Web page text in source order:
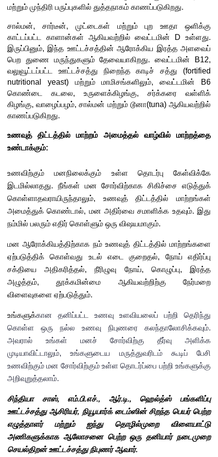
மற்றும் முந்திரி பருப்புகளில் துத்தநாகம் காணப்படுகிறது.
சால்மன், சார்டீன், முட்டைகள் மற்றும் புற ஊதா ஒளிக்கு
காட்டப்பட்ட காளான்கள் ஆகியவற்றில் வைட்டமின் D உள்ளது.
இருப்பினும், இந்த ஊட்டச்சத்தின் ஆரோக்கிய இரத்த அளவைப்
பெற துணை மருந்துகளும் தேவையாகிறது. வைட்டமின் B12,
வலுவூட்டப்பட்ட ஊட்டச்சத்து நிறைந்த காடிச் சத்து (fortified
nutritional yeast) மற்றும் மாமிசங்களிலும், வைட்டமின் B6
கொண்டை கடலை, உருளைக்கிழங்கு, சர்க்கரை வள்ளிக்
கிழங்கு, வாழைப்பழம், சால்மன் மற்றும் டூனா(tuna) ஆகியவற்றில்
காணப்படுகிறது.
உணவுத் திட்டத்தில் மாற்றம் அமைத்தல் வாழ்வில் மாற்றத்தை
உண்டாக்கும்:
உணவிற்கும் மனநிலைக்கும் உள்ள தொடர்பு கேள்விக்கே
இடமில்லாதது. நீங்கள் மன சோர்விற்காக சிகிச்சை எடுத்துக்
கொள்ளாதவராயிருந்தாலும், உணவுத் திட்டத்தில் மாற்றங்கள்
அமைத்துக் கொண்டால், மன அதிர்வை சமாளிக்க உதவும். இது
நம்மில் பலரும் எதிர் கொள்ளும் ஒரு விஷயமாகும்.
மன ஆரோக்கியத்திற்காக நம் உணவுத் திட்டத்தில் மாற்றங்களை
ஏற்படுத்திக் கொள்வது உடல் எடை குறைதல், நோய் எதிர்ப்பு
சக்தியை அதிகரித்தல், நீரிழுவு நோய், கொழுப்பு, இரத்த
அழுத்தம், தூக்கமின்மை ஆகியவற்றிற்கு நேர்மறை
விளைவுகளை ஏற்படுத்தும்.
உங்களுக்கான தனிப்பட்ட உணவு உளவியலைப் பற்றி தெரிந்து
கொள்ள ஒரு நல்ல உணவு நிபுணரை கலந்தாலோசிக்கவும்.
அவரால் உங்கள் மனச் சோர்விற்கு தீர்வு அளிக்க
முடியாவிட்டாலும், உங்களுடைய மருத்துவரிடம் கூடிப் பேசி
உணவிற்கும் மன சோர்விற்கும் உள்ள தொடர்ப்பை பற்றி உங்களுக்கு
அறிவுறுத்தலாம்.
சிந்தியா சாஸ், எம்.பி.எச்., ஆர்.டி., ஹெல்த்ஸ் பங்களிப்பு
ஊட்டச்சத்து ஆசிரியர், நியூயார்க் டைம்ஸின் சிறந்த பெயர் பெற்ற
எழுத்தாளர் மற்றும் ஐந்து தொழில்முறை விளையாட்டு
அணிகளுக்காக ஆலோசனை பெற்ற ஒரு தனியார் நடைமுறை
செயல்திறன் ஊட்டச்சத்து நிபுணர் ஆவார்.